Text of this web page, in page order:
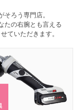
ろう専門店。
たの右腕とも言える
ていただきます。